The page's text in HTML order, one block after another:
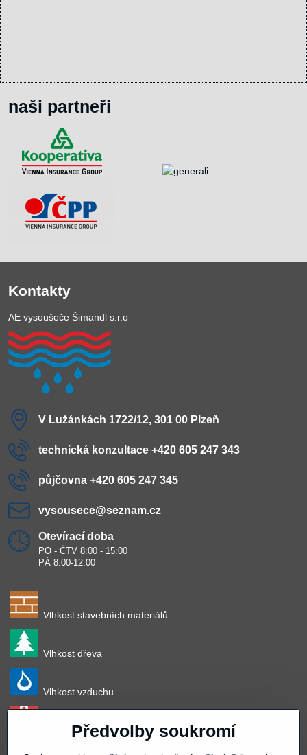
naši partneři
Kontakty
AE vysoušeče Šimandl s.r.o
V Lužánkách 1722/12, 301 00 Plzeň
technická konzultace +420 605 247 343
půjčovna +420 605 247 345
vysousece​@seznam​.cz
Otevírací doba
PO - ČTV 8:00 - 15:00
PÁ 8:00-12:00
Vlhkost stavebních materiálů
Vlhkost dřeva
Vlhkost vzduchu
Teplota vzduchu
Předvolby soukromí